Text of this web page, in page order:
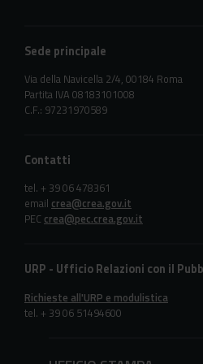
Sede principale
Via della Navicella 2/4, 00184 Roma
Partita IVA 08183101008
C.F.: 97231970589
Contatti
tel. + 39 06 478361
email crea@crea.gov.it
PEC crea@pec.crea.gov.it
URP - Ufficio Relazioni con il
Richieste all'URP e modulistica
tel. + 39 06 51494600